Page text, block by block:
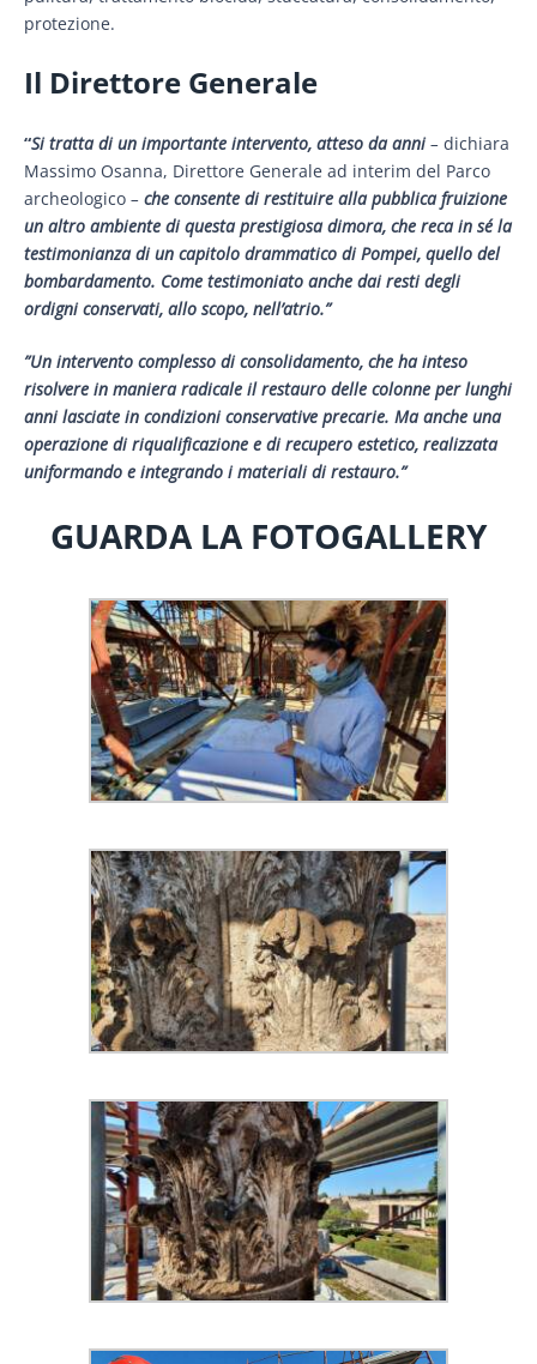
protezione.
Il Direttore Generale
“Si tratta di un importante intervento, atteso da anni– dichiara
Massimo Osanna, Direttore Generale ad interim del Parco
archeologico – che consente di restituire alla pubblica fruizione
un altro ambiente di questa prestigiosa dimora, che reca in sé la
testimonianza di un capitolo drammatico di Pompei, quello del
bombardamento. Come testimoniato anche dai resti degli
ordigni conservati, allo scopo, nell’atrio.”
”Un intervento complesso di consolidamento, che ha inteso
risolvere in maniera radicale il restauro delle colonne per lunghi
anni lasciate in condizioni conservative precarie. Ma anche una
operazione di riqualificazione e di recupero estetico, realizzata
uniformando e integrando i materiali di restauro.”
GUARDA LA FOTOGALLERY